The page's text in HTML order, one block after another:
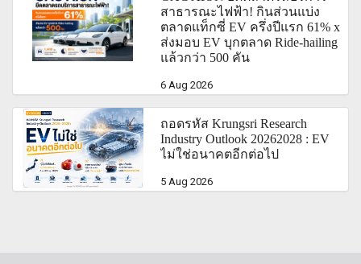
สาธารณะไฟฟ้า! กินส่วนแบ่ง
ตลาดแท็กซี่ EV ครึ่งปีแรก 61% x
ส่งมอบ EV บุกตลาด Ride-hailing
แล้วกว่า 500 คัน
6 Aug 2026
ถอดรหัส Krungsri Research
Industry Outlook 20262028 : EV
ไม่ใช่อนาคตอีกต่อไป
5 Aug 2026